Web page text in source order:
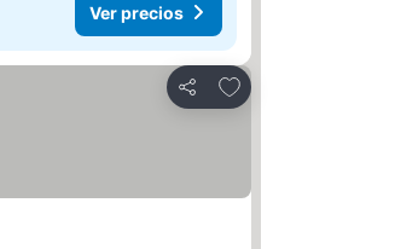
Ver precios
Compartir
Agregar a favoritos